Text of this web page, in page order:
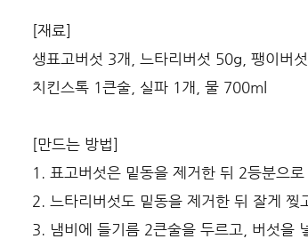
[재료]
생표고버섯 3개, 느타리버섯 50g, 팽이버
치킨스톡 1큰술, 실파 1개, 물 700ml
[만드는 방법]
1. 표고버섯은 밑동을 제거한 뒤 2등분으
2. 느타리버섯도 밑동을 제거한 뒤 잘게 찢
3. 냄비에 들기름 2큰술을 두르고, 버섯을